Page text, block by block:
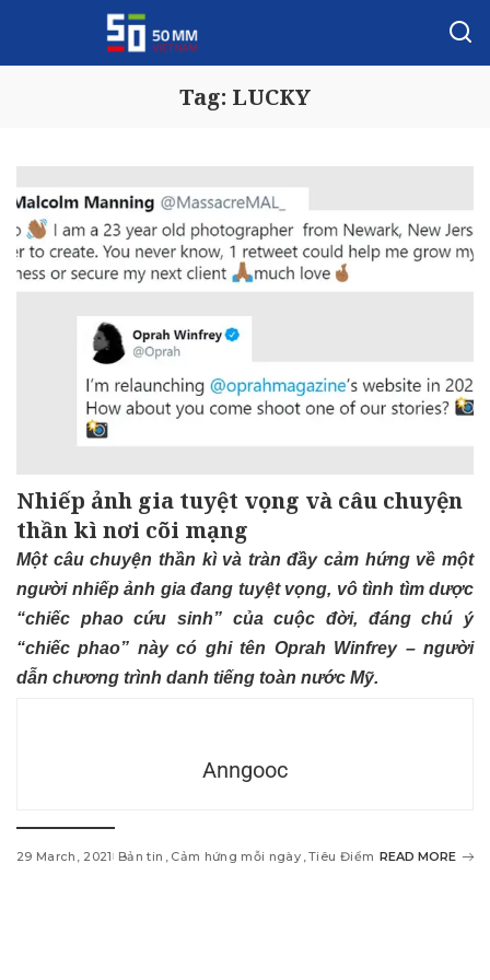
Tag: LUCKY
Nhiếp ảnh gia tuyệt vọng và câu chuyện
thần kì nơi cõi mạng
Một câu chuyện thần kì và tràn đầy cảm hứng về một
người nhiếp ảnh gia đang tuyệt vọng, vô tình tìm dược
“chiếc phao cứu sinh” của cuộc đời, đáng chú ý
“chiếc phao” này có ghi tên Oprah Winfrey – người
dẫn chương trình danh tiếng toàn nước Mỹ.
Anngooc
29 March, 2021 Bản tin Cảm hứng mỗi ngày Tiêu Điểm READ MORE